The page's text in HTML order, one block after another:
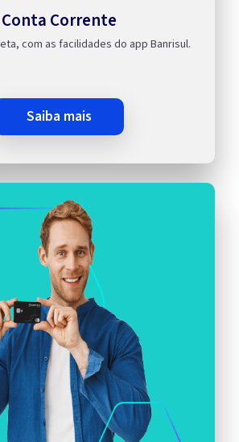
Conta Corrente
com as facilidades do app Banrisul.
saiba mais